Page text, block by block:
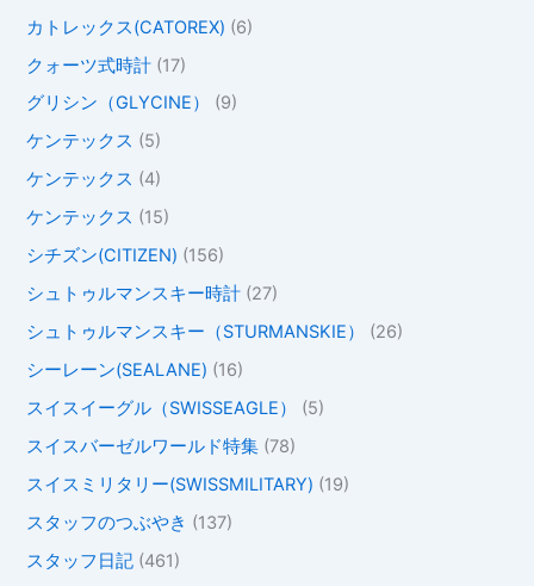
カトレックス(CATOREX) (6)
クォーツ式時計 (17)
グリシン（GLYCINE）
(9)
ケンテックス (5)
ケンテックス (4)
ケンテックス (15)
シチズン(CITIZEN) (156)
シュトゥルマンスキー時計 (27)
シュトゥルマンスキー（STURMANSKIE）
(26)
シーレーン(SEALANE) (16)
スイスイーグル（SWISSEAGLE）
(5)
スイスバーゼルワールド特集 (78)
スイスミリタリー(SWISSMILITARY) (19)
スタッフのつぶやき (137)
スタッフ日記 (461)